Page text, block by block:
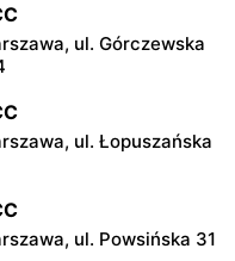
ul. Górczewska
ul. Łopuszańska
ul. Powsińska 31